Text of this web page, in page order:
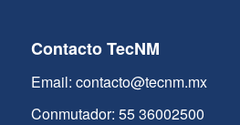
Contacto TecNM
Email: contacto@tecnm.mx
Conmutador: 55 36002500